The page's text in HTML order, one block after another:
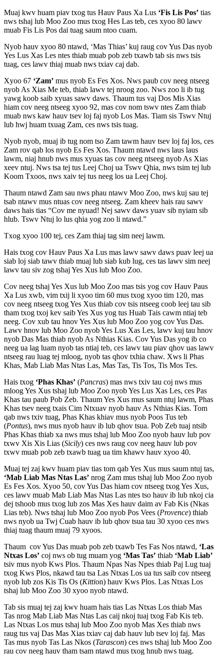
Muaj kwv huam piav txog tus Hauv Paus Xa Lus ‘Fis Lis Pos’ tias
nws tshaj lub Moo Zoo mus txog Hes Las teb, ces xyoo 80 lawv
muab Fis Lis Pos dai tuag saum ntoo cuam.
Nyob hauv xyoo 80 ntawd, ‘Mas Thias’ kuj raug cov Yus Das nyob
Yes Lus Xas Les ntes thiab muab pob zeb txawb tab sis nws tsis
tuag, ces lawv thiaj muab nws txiav caj dab.
Xyoo 67 ‘Zam’ mus nyob Es Fes Xos. Nws paub cov neeg ntseeg
nyob As Xias Me teb, thiab lawv tej nroog zoo. Nws zoo li ib tug
yawg koob saib xyuas sawv daws. Thaum tus vaj Dos Mis Xias
hiam cov neeg ntseeg xyoo 92, mas cov nom tswv ntes Zam thiab
muab nws kaw hauv tsev loj faj nyob Los Mas. Tiam sis Tswv Ntuj
lub hwj huam txuag Zam, ces nws tsis tuag.
Nyob nyob, muaj ib tug nom tso Zam tawm hauv tsev loj faj los, ces
Zam rov qab los nyob Es Fes Xos. Thaum ntawd nws laus laus
lawm, niaj hnub nws mus xyuas tas cov neeg ntseeg nyob As Xias
xeev ntuj. Nws tsa tej tus Leej Choj ua Tswv Qhia, nws tsim tej lub
Koom Txoos, nws xaiv tej tus neeg los ua Leej Choj.
Thaum ntawd Zam sau nws phau ntawv Moo Zoo, nws kuj sau tej
tsab ntawv mus ntuas cov neeg ntseeg. Zam kheev hais rau sawv
daws hais tias “Cov me nyuad! Nej sawv daws yuav sib nyiam sib
hlub. Tswv Ntuj lo lus qhia yog zoo li ntawd.”
Txog xyoo 100 tej, ces Zam thiaj tag sim neej lawm.
Hais txog cov Hauv Paus Xa Lus mas lawv sawv daws puav leej ua
siab loj siab tawv thiab muaj lub siab kub lug, ces tas lawv sim neej
lawv tau siv zog tshaj Yes Xus lub Moo Zoo.
Cov neeg tshaj Yes Xus lub Moo Zoo mas tsis yog cov Hauv Paus
Xa Lus xwb, vim txij li xyoo tim 60 mus txog xyoo tim 120, mas
cov neeg ntseeg txog Yes Xus thiab cov tsis ntseeg coob leej tau sib
tham txog txoj kev saib Yes Xus yog tus Huab Tais cawm ntiaj teb
neeg. Cov xub tau hnov Yes Xus lub Moo Zoo yog cov Yus Das.
Lawv hnov lub Moo Zoo nyob Yes Lus Xas Les, lawv kuj tau hnov
nyob Das Mas thiab nyob As Nthias Kias. Cov Yus Das yog ib co
neeg ua lag luam nyob tas ntiaj teb, ces lawv tau piav qhov uas lawv
ntseeg rau luag tej mloog, nyob tas qhov txhia chaw. Xws li Phas
Khas, Mab Liab Mas Ntas Las, Mas Tas, Tis Tos, Tis Mos Tes.
Hais txog ‘Phas Khas’ (Pancras) mas nws txiv tau coj nws mus
mloog Yes Xus tshaj lub Moo Zoo nyob Yes Lus Xas Les, ces Pas
Khas tau paub Pob Zeb. Thaum Yes Xus mus saum ntuj lawm, Phas
Khas tsev neeg txais Cim Ntxuav nyob hauv As Nthias Kias. Tom
qab nws txiv tuag, Phas Khas khiav mus nyob Poos Tus teb
(Pontus), nws mus nyob hauv ib lub qhov tsua. Pob Zeb tuaj ntsib
Phas Khas thiab xa nws mus tshaj lub Moo Zoo nyob hauv lub pov
txwv Xis Xis Lias (Sicily) ces nws raug cov neeg hauv lub pov
txwv muab pob zeb txawb tuag ua tim khawv hauv xyoo 40.
Muaj tej zaj kwv huam piav tias tom qab Yes Xus mus saum ntuj tas,
‘Mab Liab Mas Ntas Las’ nrog Zam mus tshaj lub Moo Zoo nyob
Es Fes Xos. Xyoo 50, cov Yus Das hiam cov ntseeg txog Yes Xus,
ces lawv muab Mab Liab Mas Ntas Las ntes tso hauv ib lub nkoj cia
dej tshoob mus txog lub zos Mas Xes hauv daim av Fab Kis (Nkas
Lias teb). Nws tshaj lub Moo Zoo nyob Pos Vees (Provence) thiab
nws nyob ua Twj Cuab hauv ib lub qhov tsua tau 30 xyoo ces nws
thiaj tuag thaum muaj 79 xyoos.
Thaum cov Yus Das muab pob zeb txawb Tes Fas Nos ntawd, ‘Las
Ntxas Los’ coj nws ob tug muam yog ‘Mas Tas’ thiab ‘Mab Liab’
tsiv mus nyob Kws Plos. Thaum Npas Nas Npes thiab Paj Lug tuaj
txog Kws Plos, nkawd tau tsa Las Ntxas Los ua tus saib cov ntseeg
nyob lub zos Kis Tis Os (Kittion) hauv Kws Plos. Las Ntxas Los
tshaj lub Moo Zoo 30 xyoo nyob ntawd.
Tab sis muaj tej zaj kwv huam hais tias Las Ntxas Los thiab Mas
Tas nrog Mab Liab Mas Ntas Las caij nkoj tuaj txog Fab Kis teb.
Las Ntxas Los mus tshaj lub Moo Zoo nyob Mas Xes thiab nws
raug tus vaj Das Mas Xias txiav caj dab hauv lub tsev loj faj. Mas
Tas mus nyob Tas Las Nkos (Tarascon) ces nws tshaj lub Moo Zoo
rau cov neeg hauv tham tsam ntawd mus txog hnub nws tuag.